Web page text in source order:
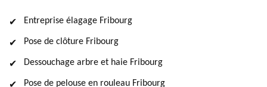
Entreprise élagage Fribourg
Pose de clôture Fribourg
Dessouchage arbre et haie Fribourg
Pose de pelouse en rouleau Fribourg